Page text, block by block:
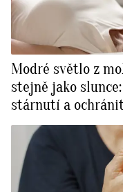
Modré světlo z
stejně jako
stárnutí a